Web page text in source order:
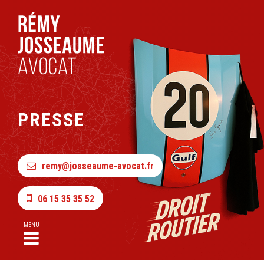
PRESSE
remy@josseaume-avocat.fr
06 15 35 35 52
MENU